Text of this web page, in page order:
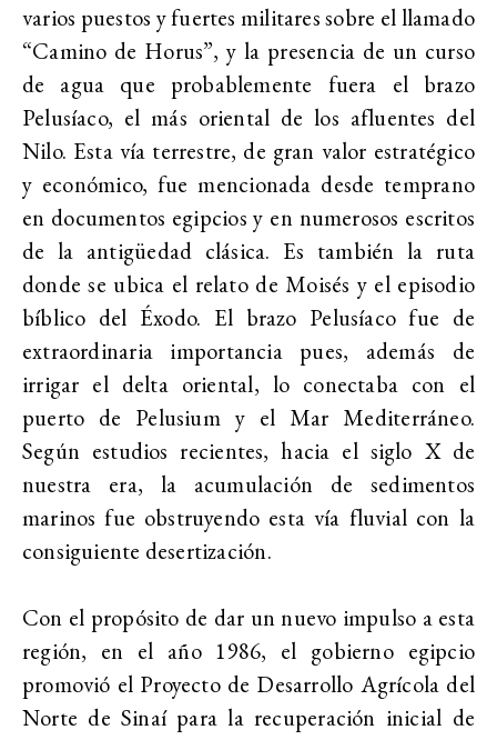
varios puestos y fuertes militares sobre el llamado
“Camino de Horus”, y la presencia de un curso
de agua que probablemente fuera el brazo
Pelusíaco, el más oriental de los afluentes del
Nilo. Esta vía terrestre, de gran valor estratégico
y económico, fue mencionada desde temprano
en documentos egipcios y en numerosos escritos
de la antigüedad clásica. Es también la ruta
donde se ubica el relato de Moisés y el episodio
bíblico del Éxodo. El brazo Pelusíaco fue de
extraordinaria importancia pues, además de
irrigar el delta oriental, lo conectaba con el
puerto de Pelusium y el Mar Mediterráneo.
Según estudios recientes, hacia el siglo X de
nuestra era, la acumulación de sedimentos
marinos fue obstruyendo esta vía fluvial con la
consiguiente desertización.
Con el propósito de dar un nuevo impulso a esta
región, en el año 1986, el gobierno egipcio
promovió el Proyecto de Desarrollo Agrícola del
Norte de Sinaí para la recuperación inicial de